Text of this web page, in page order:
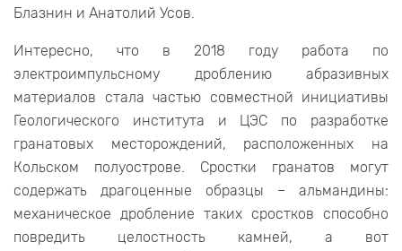
Блазнин и Анатолий Усов.
Интересно, что в 2018 году работа по
электроимпульсному дроблению абразивных
материалов стала частью совместной инициативы
Геологического института и ЦЭС по разработке
гранатовых месторождений, расположенных на
Кольском полуострове. Сростки гранатов могут
содержать драгоценные образцы – альмандины:
механическое дробление таких сростков способно
повредить целостность камней, а вот